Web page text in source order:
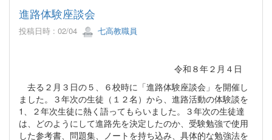
進路体験座談会
投稿日時 : 02/04 七高教職員
令和８年２月４日
去る２月３日の５、６校時に「進路体験座談会」を開催し
ました。３年次の生徒（１２名）から、進路活動の体験談を
1、２年次生徒に熱く語ってもらいました。３年次の生徒達
は、どのようにして進路先を決定したのか、受験勉強で使用
した参考書、問題集、ノートを持ち込み、具体的な勉強法を